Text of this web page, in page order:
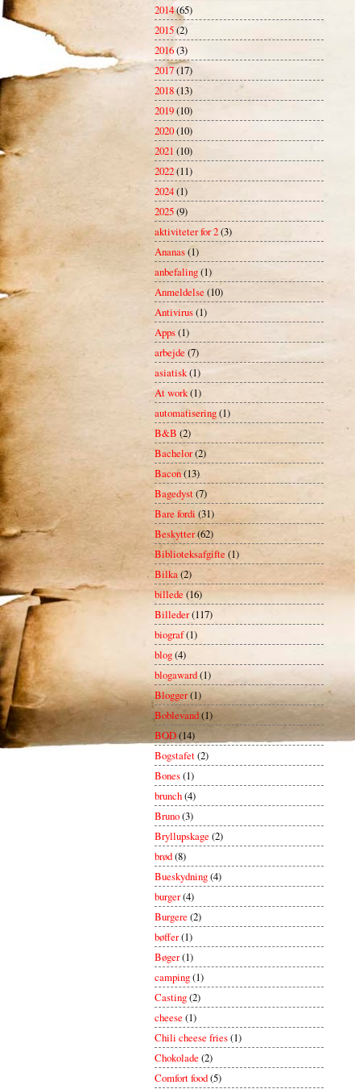
2014(65)
2015(2)
2016(3)
2017(17)
2018(13)
2019(10)
2020(10)
2021 (10)
2022(11)
2024(1)
2025(9)
aktiviteter for 2(3)
Ananas(1)
anbefaling(1)
Anmeldelse(10)
Antivirus(1)
Apps(1)
arbejde (7)
asiatisk(1)
At work(1)
automatisering(1)
B&B (2)
Bachelor(2)
Bacon(13)
Bagedyst(7)
Bare fordi (31)
Beskytter(62)
Biblioteksafgifte (1)
Bilka(2)
billede (16)
Billeder(117)
biograf(1)
blog(4)
blogaward(1)
Blogger(1)
Boblevand(1)
BOD(14)
Bogstafet(2)
Bones(1)
brunch(4)
Bruno(3)
Bryllupskage(2)
brød(8)
Bueskydning(4)
burger(4)
Burgere(2)
bøffer(1)
Bøger(1)
camping(1)
Casting(2)
cheese(1)
Chili cheese fries(1)
Chokolade(2)
Comfort food(5)